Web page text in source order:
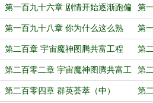
（上） （中
第一百九十六章 剧情开始逐渐跑偏
（下）
第
练
第一百九十八章 你为什么这么熟
练？（中）
第
练
第二百章 宇宙魔神图腾共富工程
（上）
第
程
第二百零二章 宇宙魔神图腾共富工
程（下）
第
第二百零四章 群英荟萃（中） 第